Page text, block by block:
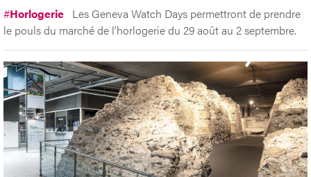
#Horlogerie Les Geneva Watch Days permettront de prendre
le pouls du marché de l’horlogerie du 29 août au 2 septembre.